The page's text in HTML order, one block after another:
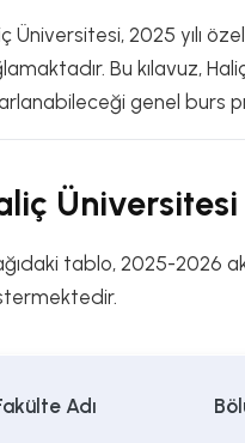
Üniversitesi, 2025 yılı
Bu kılavuz,
genel burs
tablo, 2025-2026
Adı